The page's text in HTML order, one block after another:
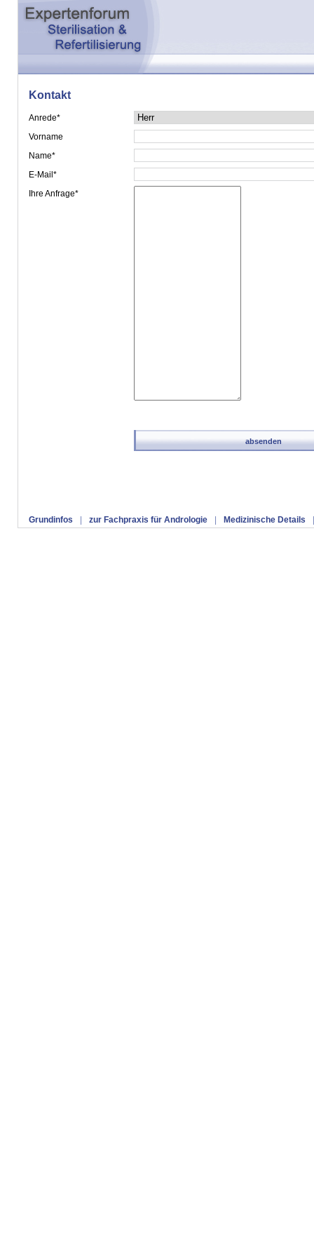
Kontakt
Anrede*
Vorname
Name*
E-Mail*
Ihre Anfrage*
Grundinfos | zur Fachpraxis für Andrologie | Medizinische Details |